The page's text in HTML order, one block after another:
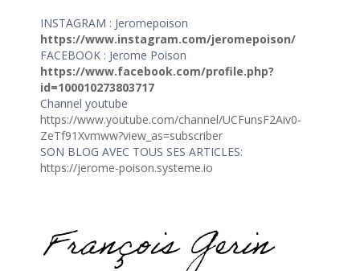
INSTAGRAM : Jeromepoison
https://www.instagram.com/jeromepoison/
FACEBOOK : Jerome Poison
https://www.facebook.com/profile.php?
id=100010273803717
Channel youtube
https://www.youtube.com/channel/UCFunsF2Aiv0-
ZeTf91Xvmww?view_as=subscriber
SON BLOG AVEC TOUS SES ARTICLES:
https://jerome-poison.systeme.io